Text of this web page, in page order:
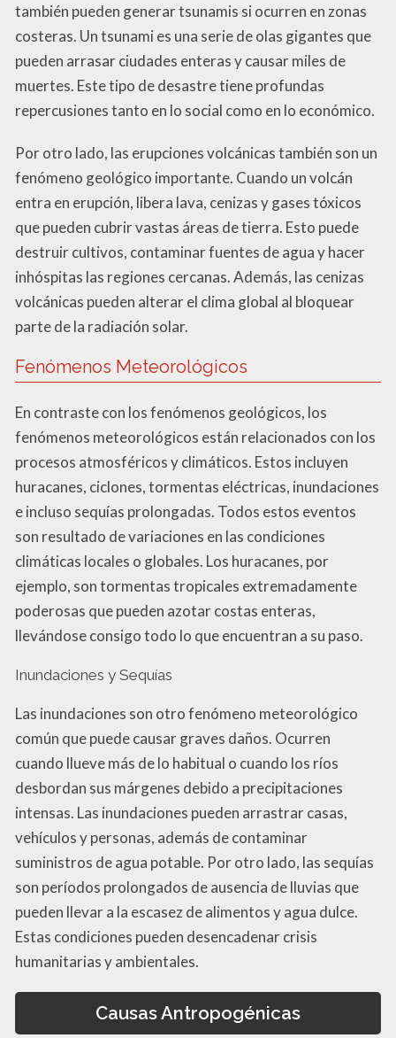
también pueden generar tsunamis si ocurren en zonas
costeras. Un tsunami es una serie de olas gigantes que
pueden arrasar ciudades enteras y causar miles de
muertes. Este tipo de desastre tiene profundas
repercusiones tanto en lo social como en lo económico.
Por otro lado, las erupciones volcánicas también son un
fenómeno geológico importante. Cuando un volcán
entra en erupción, libera lava, cenizas y gases tóxicos
que pueden cubrir vastas áreas de tierra. Esto puede
destruir cultivos, contaminar fuentes de agua y hacer
inhóspitas las regiones cercanas. Además, las cenizas
volcánicas pueden alterar el clima global al bloquear
parte de la radiación solar.
Fenómenos Meteorológicos
En contraste con los fenómenos geológicos, los
fenómenos meteorológicos están relacionados con los
procesos atmosféricos y climáticos. Estos incluyen
huracanes, ciclones, tormentas eléctricas, inundaciones
e incluso sequías prolongadas. Todos estos eventos
son resultado de variaciones en las condiciones
climáticas locales o globales. Los huracanes, por
ejemplo, son tormentas tropicales extremadamente
poderosas que pueden azotar costas enteras,
llevándose consigo todo lo que encuentran a su paso.
Inundaciones y Sequías
Las inundaciones son otro fenómeno meteorológico
común que puede causar graves daños. Ocurren
cuando llueve más de lo habitual o cuando los ríos
desbordan sus márgenes debido a precipitaciones
intensas. Las inundaciones pueden arrastrar casas,
vehículos y personas, además de contaminar
suministros de agua potable. Por otro lado, las sequías
son períodos prolongados de ausencia de lluvias que
pueden llevar a la escasez de alimentos y agua dulce.
Estas condiciones pueden desencadenar crisis
humanitarias y ambientales.
Causas Antropogénicas